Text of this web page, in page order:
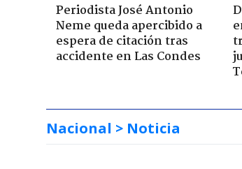
Periodista José Antonio
Neme queda apercibido a
espera de citación tras
accidente en Las Condes
Nacional > Noticia